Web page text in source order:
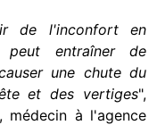
de l'inconfort en
peut entraîner de
une chute du
et des vertiges",
médecin à l'agence